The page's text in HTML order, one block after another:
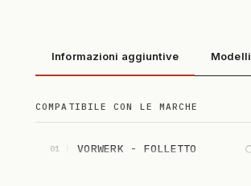
Informazioni aggiuntive
COMPATIBILE CON LE MARCHE
01 VORWERK - FOLLETTO